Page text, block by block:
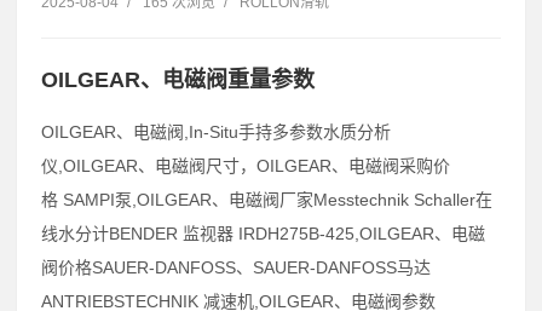
OILGEAR、电磁阀重量参数
OILGEAR、电磁阀,In-Situ手持多参数水质分析
仪,OILGEAR、电磁阀尺寸，OILGEAR、电磁阀采购价
格 SAMPI泵,OILGEAR、电磁阀厂家Messtechnik Schaller在
线水分计BENDER 监视器 IRDH275B-425,OILGEAR、电磁
阀价格SAUER-DANFOSS、SAUER-DANFOSS马达
ANTRIEBSTECHNIK 减速机,OILGEAR、电磁阀参数